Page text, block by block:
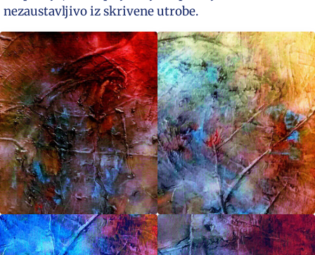
nezaustavljivo iz skrivene utrobe.